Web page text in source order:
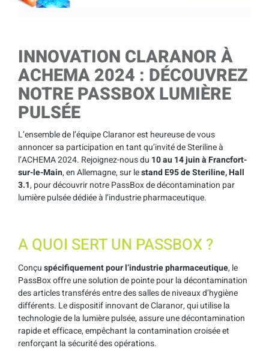
INNOVATION CLARANOR À
ACHEMA 2024 : DÉCOUVREZ
NOTRE PASSBOX LUMIÈRE
PULSÉE
L’ensemble de l’équipe Claranor est heureuse de vous
annoncer sa participation en tant qu’invité de Steriline à
l’ACHEMA 2024. Rejoignez-nous du 10 au 14 juin à Francfort-
sur-le-Main, en Allemagne, sur lestand E95 de Steriline, Hall
3.1, pour découvrir notre PassBox de décontamination par
lumière pulsée dédiée à l’industrie pharmaceutique.
A QUOI SERT UN PASSBOX ?
Conçuspécifiquement pour l’industrie pharmaceutique, le
PassBox offre une solution de pointe pour la décontamination
des articles transférés entre des salles de niveaux d’hygiène
différents. Le dispositif innovant de Claranor, qui utilise la
technologie de la lumière pulsée, assure une décontamination
rapide et efficace, empêchant la contamination croisée et
renforçant la sécurité des opérations.